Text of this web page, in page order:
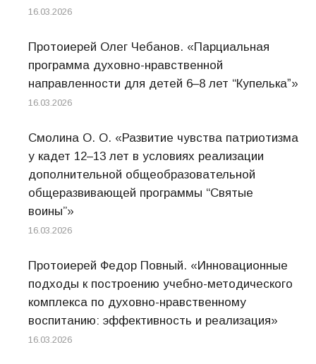
16.03.2026
Протоиерей Олег Чебанов. «Парциальная
программа духовно-нравственной
направленности для детей 6–8 лет “Купелькаˮ»
16.03.2026
Смолина О. О. «Развитие чувства патриотизма
у кадет 12–13 лет в условиях реализации
дополнительной общеобразовательной
общеразвивающей программы “Святые
воины”»
16.03.2026
Протоиерей Федор Повный. «Инновационные
подходы к построению учебно-методического
комплекса по духовно-нравственному
воспитанию: эффективность и реализация»
16.03.2026